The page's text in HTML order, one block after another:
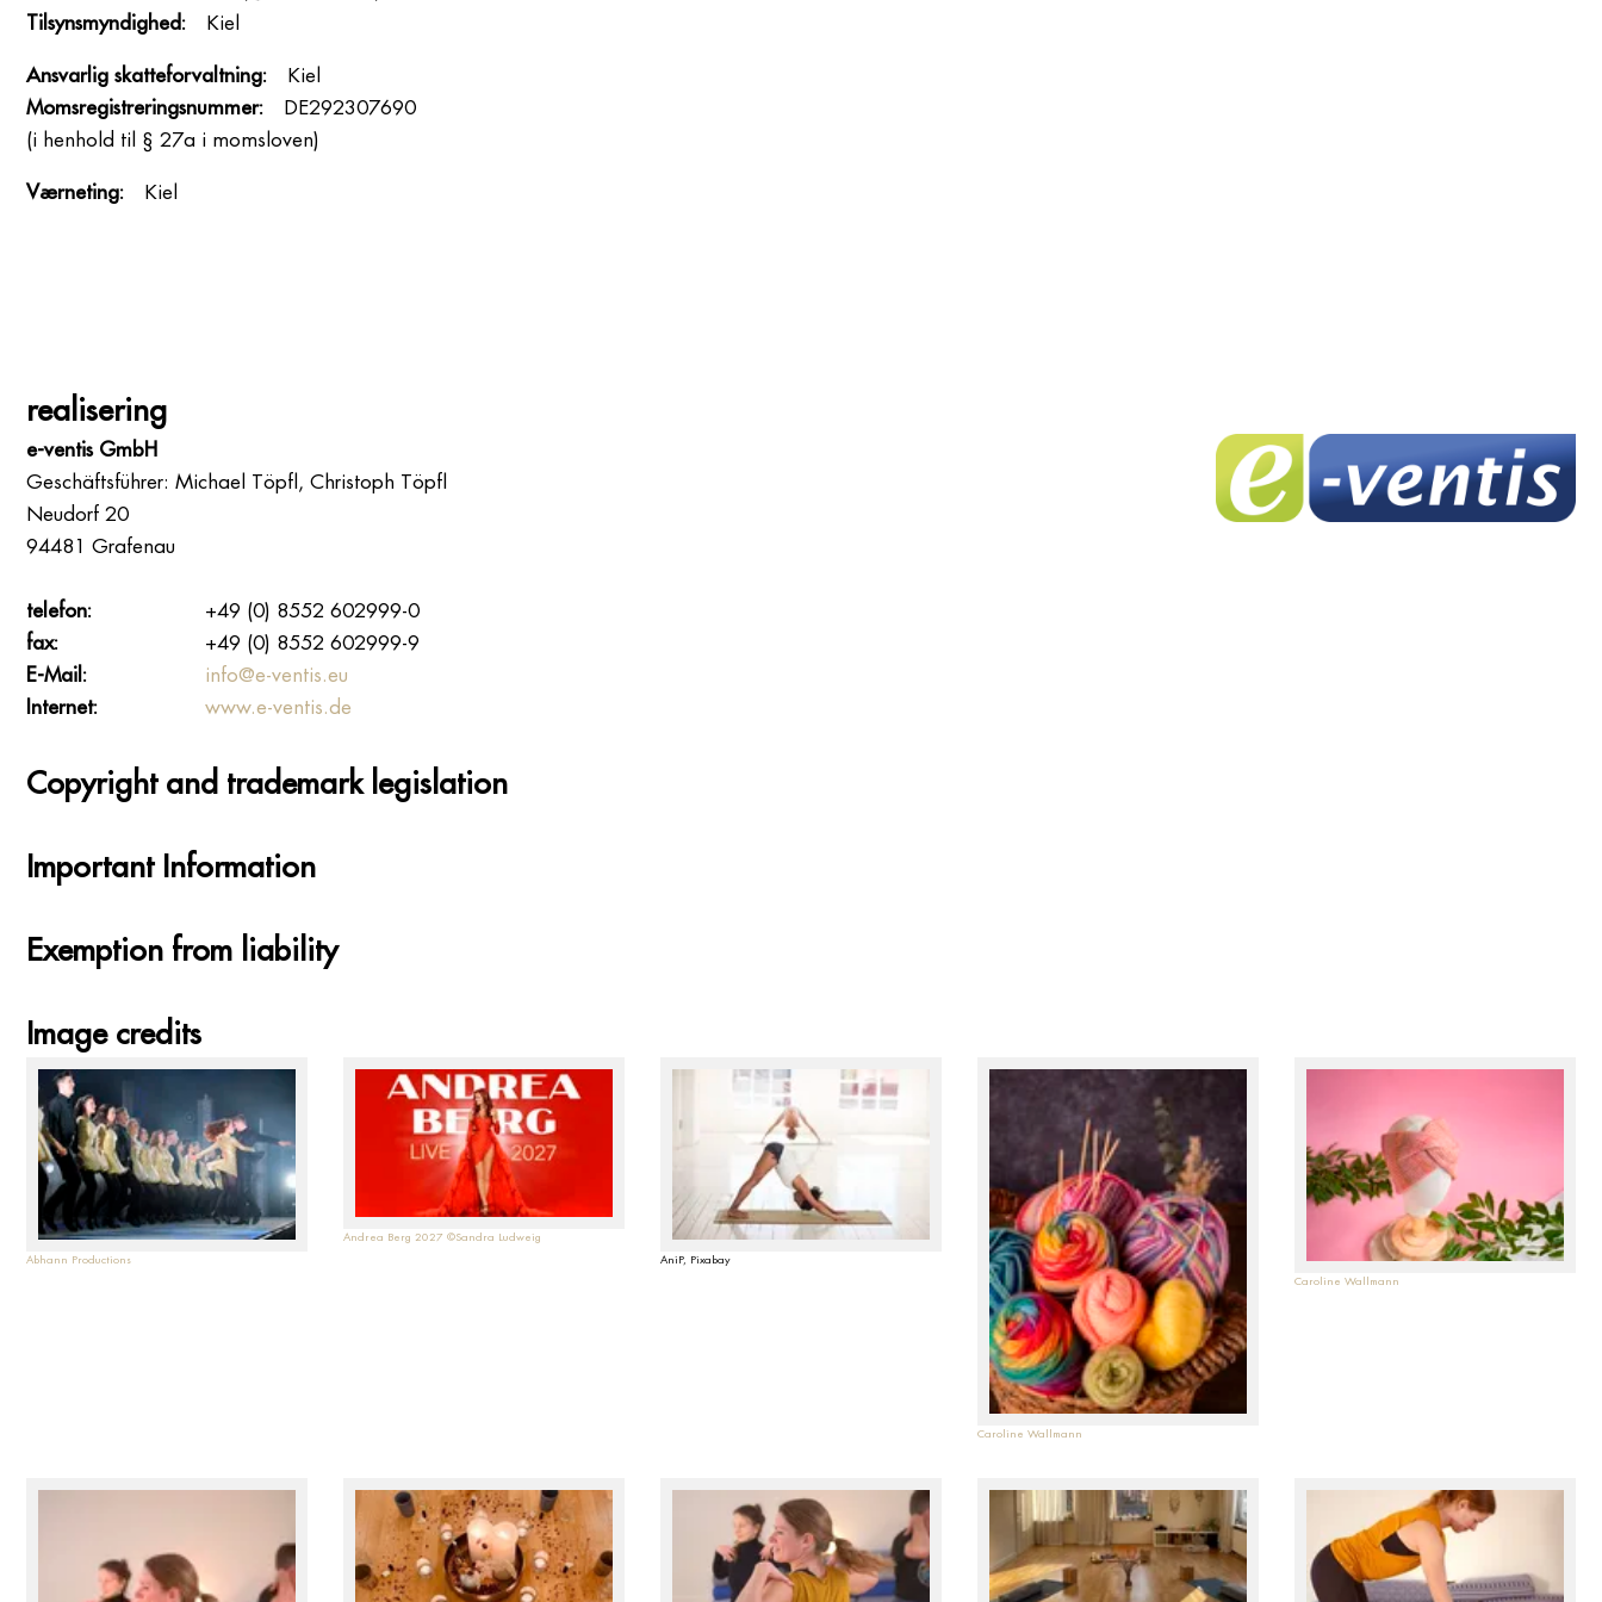
Tilsynsmyndighed: Kiel
Ansvarlig skatteforvaltning: Kiel
Momsregistreringsnummer: DE292307690
(i henhold til § 27a i momsloven)
Værneting: Kiel
realisering
e-ventis GmbH
Geschäftsführer: Michael Töpfl, Christoph Töpfl
Neudorf 20
94481 Grafenau
telefon:
+49 (0) 8552 602999-0
fax:
+49 (0) 8552 602999-9
E-Mail:
info@e-ventis.eu
Internet:
www.e-ventis.de
Copyright and trademark legislation
Important Information
Exemption from liability
Image credits
Abhann Productions
Andrea Berg 2027 ©Sandra Ludweig
AniP, Pixabay
Caroline Wallmann
Caroline Wallmann